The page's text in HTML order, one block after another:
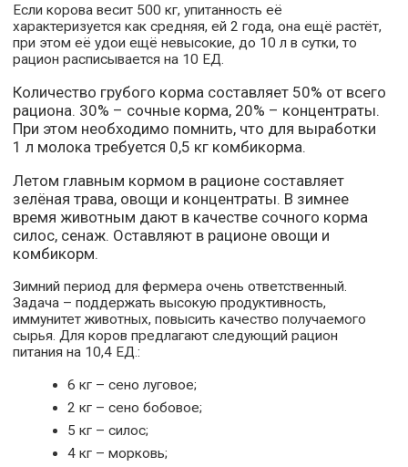
Если корова весит 500 кг, упитанность её
характеризуется как средняя, ей 2 года, она ещё растёт,
при этом её удои ещё невысокие, до 10 л в сутки, то
рацион расписывается на 10 ЕД.
Количество грубого корма составляет 50% от всего
рациона. 30% – сочные корма, 20% – концентраты.
При этом необходимо помнить, что для выработки
1 л молока требуется 0,5 кг комбикорма.
Летом главным кормом в рационе составляет
зелёная трава, овощи и концентраты. В зимнее
время животным дают в качестве сочного корма
силос, сенаж. Оставляют в рационе овощи и
комбикорм.
Зимний период для фермера очень ответственный.
Задача – поддержать высокую продуктивность,
иммунитет животных, повысить качество получаемого
сырья. Для коров предлагают следующий рацион
питания на 10,4 ЕД.:
6 кг – сено луговое;
2 кг – сено бобовое;
5 кг – силос;
4 кг – морковь;